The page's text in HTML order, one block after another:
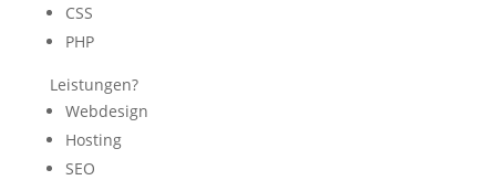
CSS
PHP
Leistungen?
Webdesign
Hosting
SEO